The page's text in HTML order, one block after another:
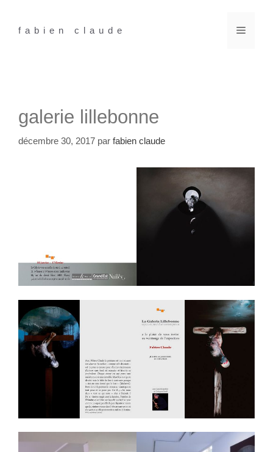
contenufabien claude Menu
galerie lillebonne
décembre 30, 2017 par fabien claude